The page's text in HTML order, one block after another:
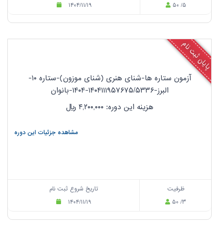
۱۴۰۴/۱۱/۱۹
۵۰ /۵
پایان ثبت نام
آزمون ستاره ها-شنای هنری (شنای موزون)-ستاره ۱۰-
البرز-۱۴۰۴۱۱۱۹۵۷۶۷۵/۵۳۳۶-۱۴۰۴-بانوان
هزینه این دوره: ۴,۲۰۰,۰۰۰
ریال
مشاهده جزئیات این دوره
تاریخ شروع ثبت نام
۱۴۰۴/۱۱/۱۹
ظرفیت
۵۰ /۳